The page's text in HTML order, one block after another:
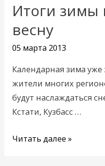
Итоги зимы
весну
05 марта 2013
Календарная зима
жители многих
будут наслаждаться
Кстати, Кузбасс …
Итоги
и
прогноз
на
Читать далее »